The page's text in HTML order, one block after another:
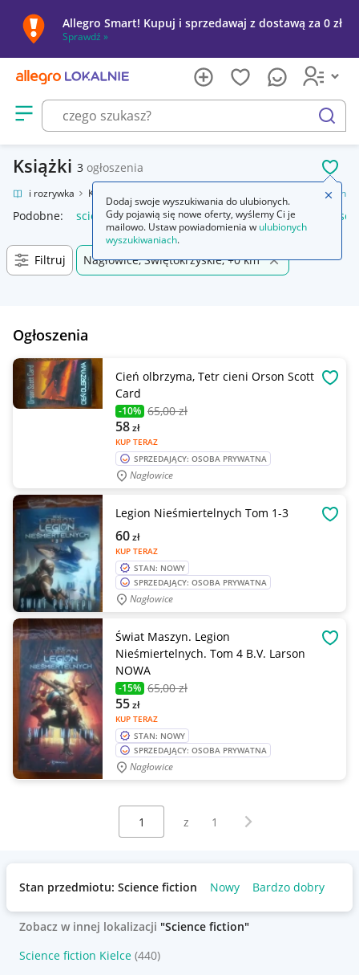
Allegro Smart! Kupuj i sprzedawaj z dostawą za 0 zł
Sprawdź »
Otwórz menu z kategoriami
szukaj
Książki 3 ogłoszenia
i rozrywka Książki Science fiction
Podobne: science fiction fantasy science fiction fantasy
Filtruj Nagłowice, Świętokrzyskie, +0 km
Ogłoszenia
Cień olbrzyma, Tetr cieni Orson Scott
Card
-10% 65,00 zł
KUP TERAZ
58zł
SPRZEDAJĄCY: OSOBA PRYWATNA
Nagłowice
Legion Nieśmiertelnych Tom 1-3
KUP TERAZ
60zł
STAN: NOWY
SPRZEDAJĄCY: OSOBA PRYWATNA
Nagłowice
Świat Maszyn. Legion
Nieśmiertelnych. Tom 4 B.V. Larson
NOWA
-15% 65,00 zł
KUP TERAZ
55zł
STAN: NOWY
SPRZEDAJĄCY: OSOBA PRYWATNA
Nagłowice
Wybierz stronę:
z 1 Następna strona
Stan przedmiotu: Science fiction Nowy Bardzo dobry
Zobacz w innej lokalizacji "Science fiction"
Science fiction Kielce (440)
Dodaj swoje wyszukiwania do ulubionych.
Gdy pojawią się nowe oferty, wyślemy Ci je
mailowo. Ustaw powiadomienia w ulubionych
wyszukiwaniach.